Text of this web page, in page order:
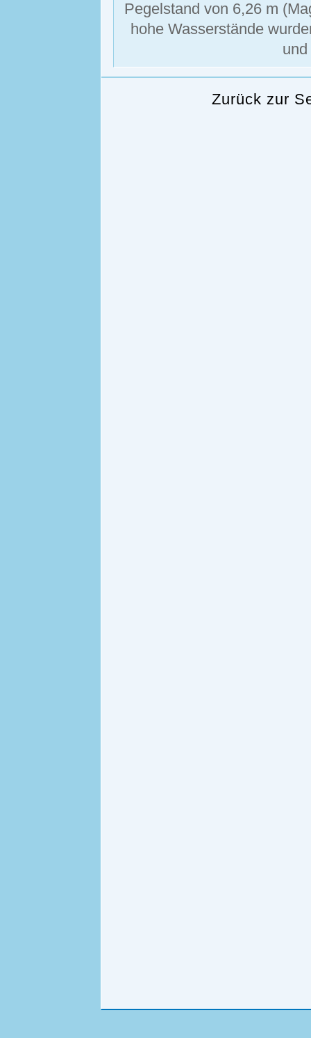
Pegelstand von 6,26 m
hohe Wasserstände
Zurück zur